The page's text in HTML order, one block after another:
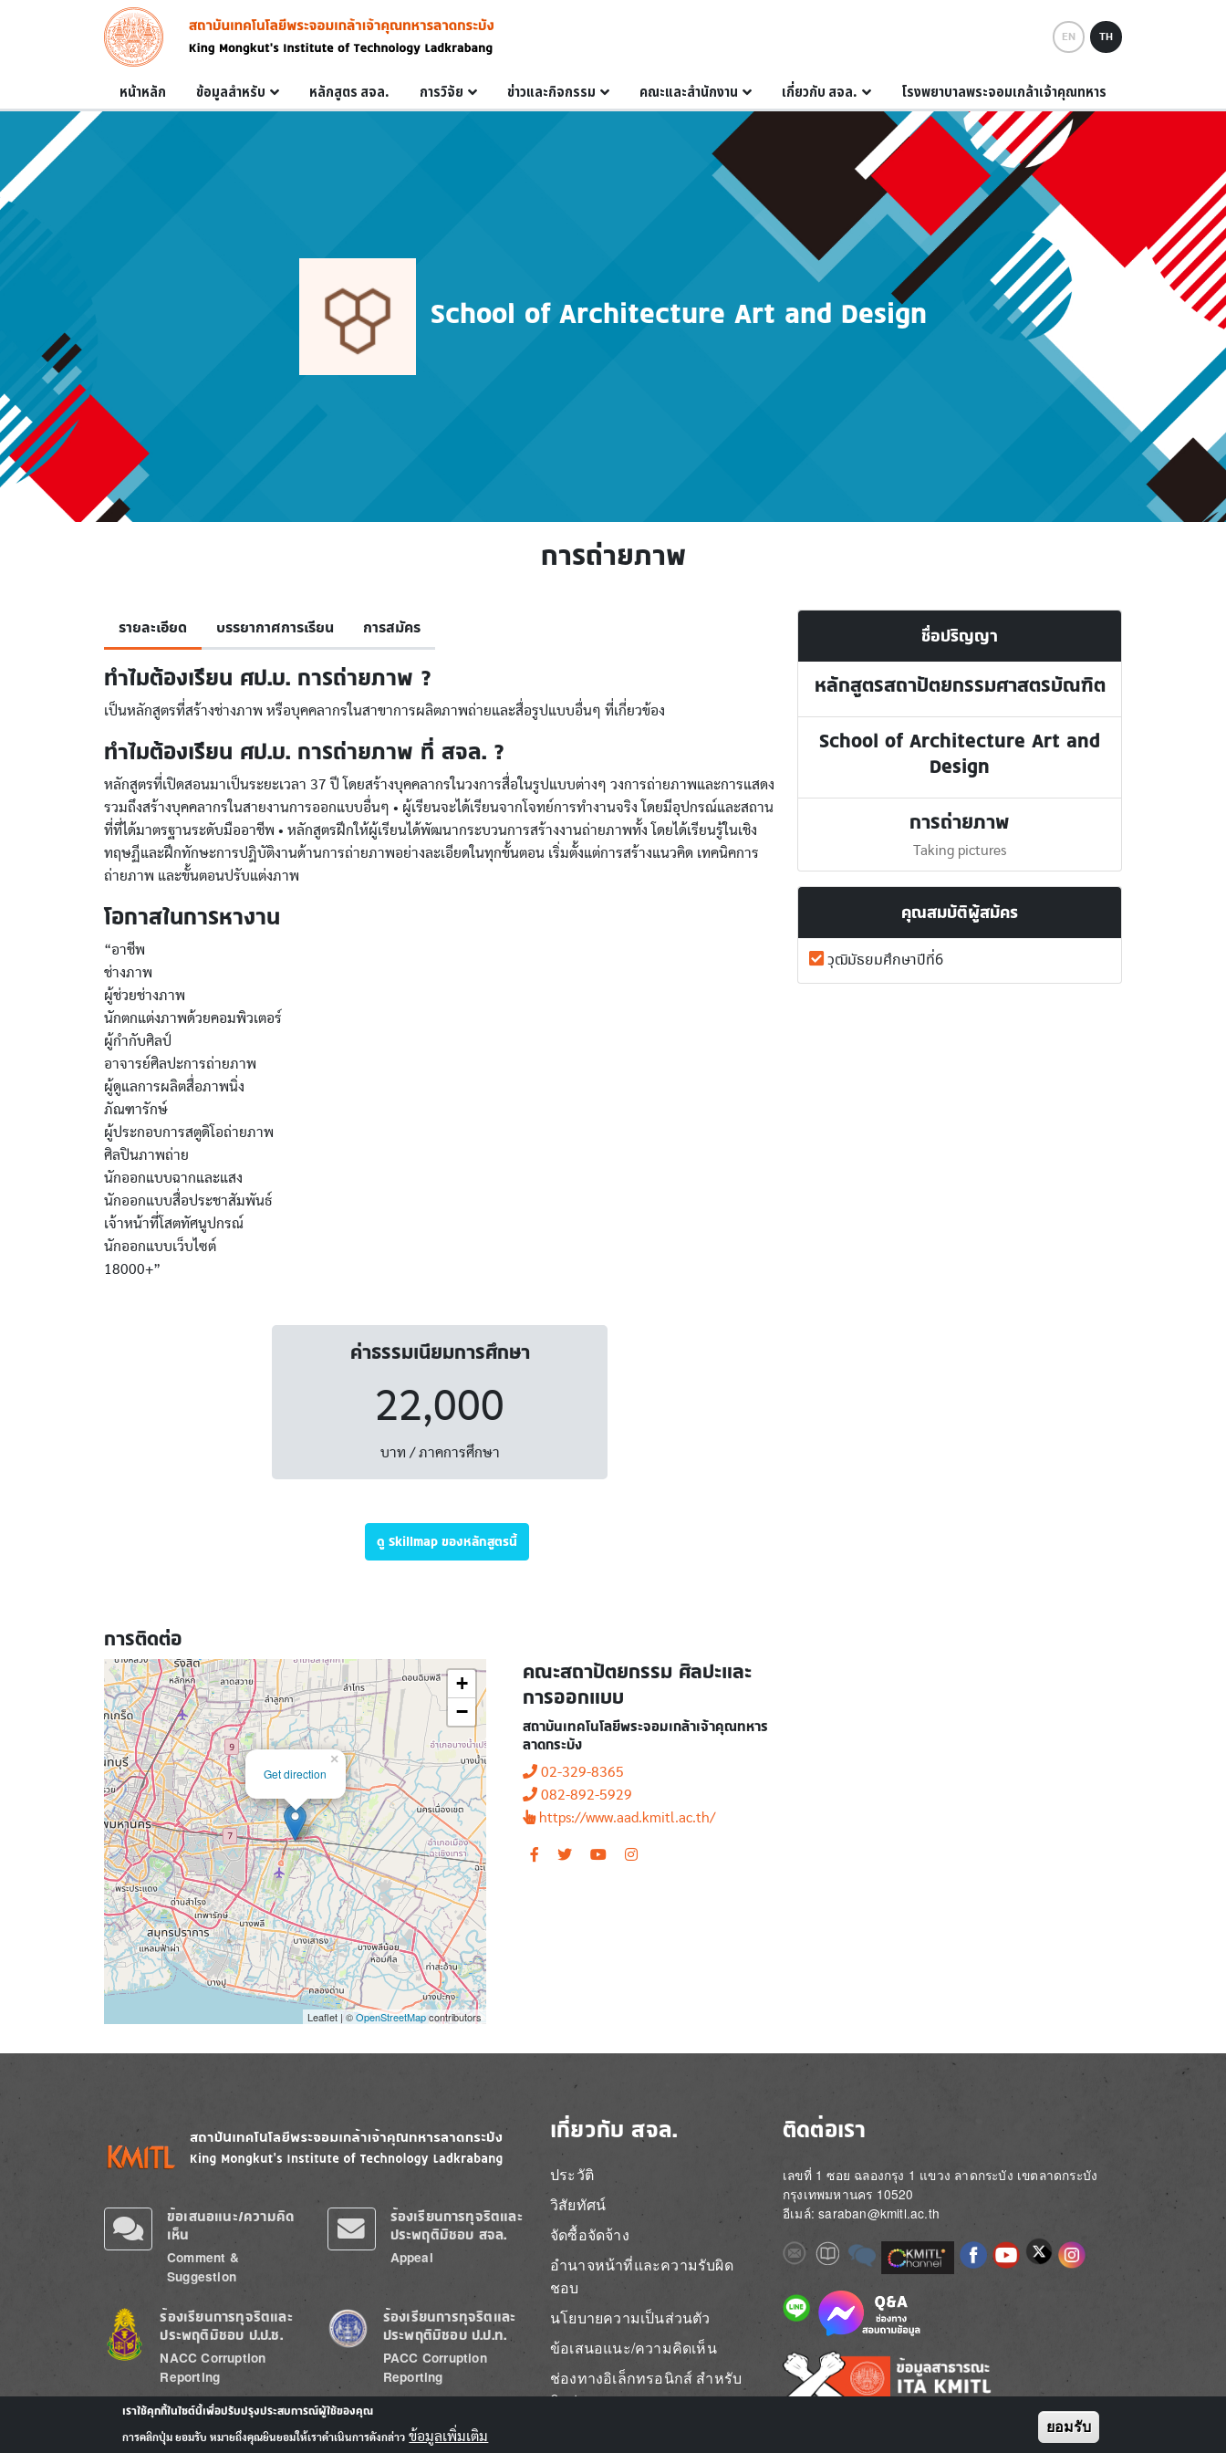
Skip to main content
Image
EN TH
Main navigation
หน้าหลัก ข้อมูลสำหรับ หลักสูตร สจล. การวิจัย ข่าวและกิจกรรม คณะและสำนักงาน เกี่ยวกับ สจล. โรงพยาบาลพระจอมเกล้าเจ้าคุณทหาร
School of Architecture Art and Design
การถ่ายภาพ
รายละเอียด บรรยากาศการเรียน การสมัคร
ทำไมต้องเรียน ศป.บ. การถ่ายภาพ ?
เป็นหลักสูตรที่สร้างช่างภาพ หรือบุคคลากรในสาขาการผลิตภาพถ่ายและสื่อรูปแบบอื่นๆ ที่เกี่ยวข้อง
ทำไมต้องเรียน ศป.บ. การถ่ายภาพ ที่ สจล. ?
หลักสูตรที่เปิดสอนมาเป็นระยะเวลา 37 ปี โดยสร้างบุคคลากรในวงการสื่อในรูปแบบต่างๆ วงการถ่ายภาพและการแสดง
รวมถึงสร้างบุคคลากรในสายงานการออกแบบอื่นๆ • ผู้เรียนจะได้เรียนจากโจทย์การทำงานจริง โดยมีอุปกรณ์และสถาน
ที่ที่ได้มาตรฐานระดับมืออาชีพ • หลักสูตรฝึกให้ผู้เรียนได้พัฒนากระบวนการสร้างงานถ่ายภาพทั้ง โดยได้เรียนรู้ในเชิง
ทฤษฏีและฝึกทักษะการปฎิบัติงานด้านการถ่ายภาพอย่างละเอียดในทุกขั้นตอน เริ่มตั้งแต่การสร้างแนวคิด เทคนิคการ
ถ่ายภาพ และขั้นตอนปรับแต่งภาพ
โอกาสในการหางาน
“อาชีพ
ช่างภาพ
ผู้ช่วยช่างภาพ
นักตกแต่งภาพด้วยคอมพิวเตอร์
ผู้กำกับศิลป์
อาจารย์ศิลปะการถ่ายภาพ
ผู้ดูแลการผลิตสื่อภาพนิ่ง
ภัณฑารักษ์
ผู้ประกอบการสตูดิโอถ่ายภาพ
ศิลปินภาพถ่าย
นักออกแบบฉากและแสง
นักออกแบบสื่อประชาสัมพันธ์
เจ้าหน้าที่โสตทัศนูปกรณ์
นักออกแบบเว็บไซต์
18000+”
ค่าธรรมเนียมการศึกษา
22,000
บาท / ภาคการศึกษา
ดู Skillmap ของหลักสูตรนี้
การติดต่อ
Get direction
×
+
−
Leaflet | ©OpenStreetMapcontributors
คณะสถาปัตยกรรม ศิลปะและ
การออกแบบ
สถาบันเทคโนโลยีพระจอมเกล้าเจ้าคุณทหาร
ลาดกระบัง
02-329-8365
082-892-5929
https://www.aad.kmitl.ac.th/
ชื่อปริญญา
หลักสูตรสถาปัตยกรรมศาสตรบัณฑิต
School of Architecture Art and
Design
การถ่ายภาพ
Taking pictures
คุณสมบัติผู้สมัคร
วุฒิมัธยมศึกษาปีที่6
Image Image
ข้อเสนอแนะ/ความคิด
เห็น
Comment &
Suggestion
ร้องเรียนการทุจริตและ
ประพฤติมิชอบ สจล.
Appeal
Image
ร้องเรียนการทุจริตและ
ประพฤติมิชอบ ป.ป.ช.
NACC Corruption
Reporting
Image
ร้องเรียนการทุจริตและ
ประพฤติมิชอบ ป.ป.ท.
PACC Corruption
Reporting
เกี่ยวกับ สจล.
ประวัติ
วิสัยทัศน์
จัดซื้อจัดจ้าง
อำนาจหน้าที่และความรับผิด
ชอบ
นโยบายความเป็นส่วนตัว
ข้อเสนอแนะ/ความคิดเห็น
ช่องทางอิเล็กทรอนิกส์ สำหรับ
ติดต่อ สจล.
ติดต่อเรา
เลขที่ 1 ซอย ฉลองกรุง 1 แขวง ลาดกระบัง เขตลาดกระบัง
กรุงเทพมหานคร 10520
อีเมล์: saraban@kmitl.ac.th
ImageImageImage Image ImageImageImageImage
Image Image
Image
เราใช้คุกกี้ในไซต์นี้เพื่อปรับปรุงประสบการณ์ผู้ใช้ของคุณ
การคลิกปุ่ม ยอมรับ หมายถึงคุณยินยอมให้เราดำเนินการดังกล่าว ข้อมูลเพิ่มเติม
ยอมรับ